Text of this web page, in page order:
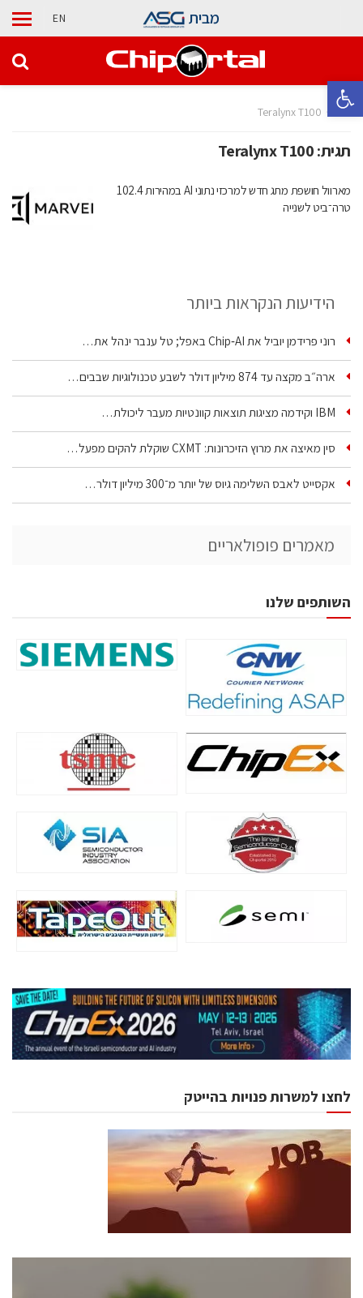
פתח סרגל נגישות
מבית EN
בית Teralynx T100
תגית:Teralynx T100
מארוול חושפת מתג חדש למרכזי נתוני AI במהירות 102.4
טרה־ביט לשנייה
הידיעות הנקראות ביותר
רוני פרידמן יוביל את Chip‑AI באפל; טל ענבר ינהל את…
ארה״ב מקצה עד 874 מיליון דולר לשבע טכנולוגיות שבבים…
IBM וקידמה מציגות תוצאות קוונטיות מעבר ליכולת…
סין מאיצה את מרוץ הזיכרונות: CXMT שוקלת להקים מפעל…
אקסייט לאבס השלימה גיוס של יותר מ־300 מיליון דולר…
מאמרים פופולאריים
השותפים שלנו
לחצו למשרות פנויות בהייטק